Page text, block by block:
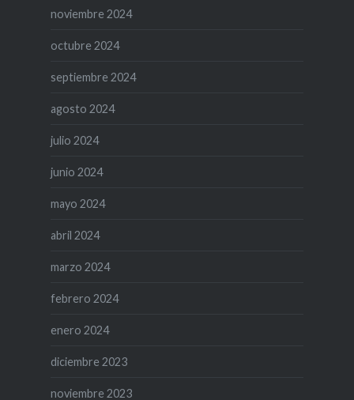
noviembre 2024
octubre 2024
septiembre 2024
agosto 2024
julio 2024
junio 2024
mayo 2024
abril 2024
marzo 2024
febrero 2024
enero 2024
diciembre 2023
noviembre 2023